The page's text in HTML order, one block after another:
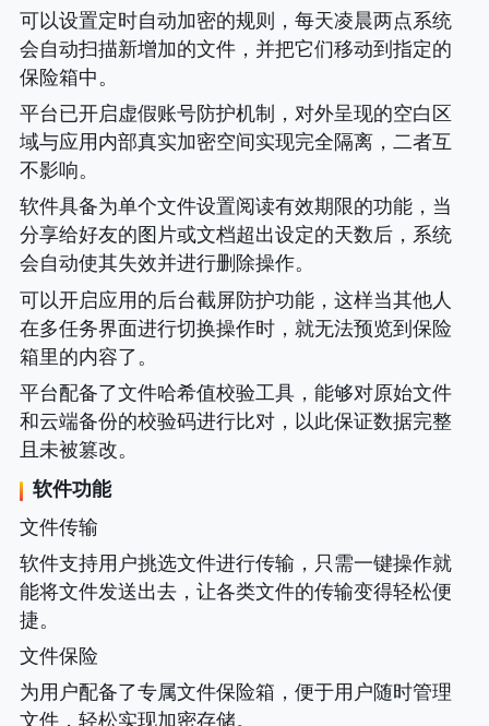
可以设置定时自动加密的规则，每天凌晨两点系统
会自动扫描新增加的文件，并把它们移动到指定的
保险箱中。
平台已开启虚假账号防护机制，对外呈现的空白区
域与应用内部真实加密空间实现完全隔离，二者互
不影响。
软件具备为单个文件设置阅读有效期限的功能，当
分享给好友的图片或文档超出设定的天数后，系统
会自动使其失效并进行删除操作。
可以开启应用的后台截屏防护功能，这样当其他人
在多任务界面进行切换操作时，就无法预览到保险
箱里的内容了。
平台配备了文件哈希值校验工具，能够对原始文件
和云端备份的校验码进行比对，以此保证数据完整
且未被篡改。
软件功能
文件传输
软件支持用户挑选文件进行传输，只需一键操作就
能将文件发送出去，让各类文件的传输变得轻松便
捷。
文件保险
为用户配备了专属文件保险箱，便于用户随时管理
文件，轻松实现加密存储。